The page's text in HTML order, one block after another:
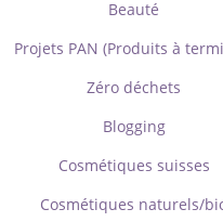
Beauté
Projets PAN (Produits à
Zéro déchets
Blogging
Cosmétiques suisses
Cosmétiques naturels/